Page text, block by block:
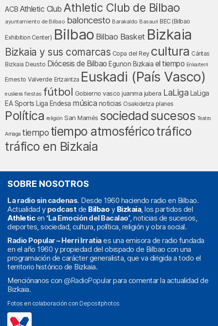
ACB Athletic Club Athletic Club de Bilbao
ayuntamiento de Bilbao baloncesto Barakaldo Basauri BEC (Bilbao
Exhibition Center) Bilbao Bilbao Basket Bizkaia
Bizkaia y sus comarcas Copa del Rey cultura Cáritas
Bizkaia Deusto Diócesis de Bilbao Egunon Bizkaia el tiempo Enkarterri
Ernesto Valverde Ertzaintza Euskadi (País Vasco)
euskera fiestas fútbol Gobierno vasco juanma jubera LaLiga LaLiga
EA Sports
Liga Endesa música noticias Osakidetza planes
Política religión San Mamés sociedad sucesos Teatro
Arriaga tiempo tiempo atmosféricotráfico
tráfico en Bizkaia
SOBRE NOSOTROS
La radio sin cadenas. Desde 1960 haciendo radio en Bilbao.
Actualidad y podcast de Bilbao y Bizkaia, los partidos del
Athleticen ‘La Emoción del Bacalao’, noticias de sucesos,
deportes, sociedad, cultura, política, religión y obra social.
Radio Popular – Herri Irratiaes una emisora de radio fundada
en el año 1960 y propiedad del obispado de Bilbao con una
programación de carácter generalista, que va dirigida a todo el
territorio histórico de Bizkaia.
Menciónanos con @RadioPopularpara comentar la actualidad de
Bizkaia.
Fotos en colaboración con Depositphotos